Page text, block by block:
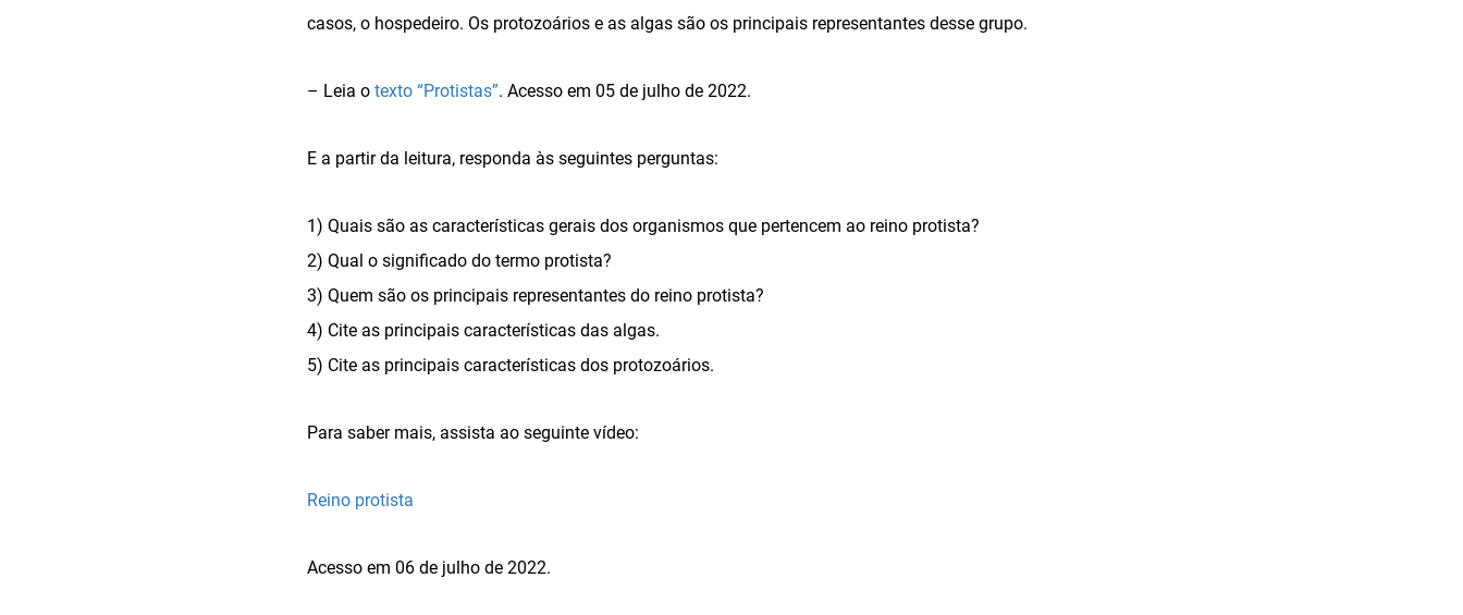
casos, o hospedeiro. Os protozoários e as algas são os principais representantes desse grupo.
– Leia o texto “Protistas”. Acesso em 05 de julho de 2022.
E a partir da leitura, responda às seguintes perguntas:
1) Quais são as características gerais dos organismos que pertencem ao reino protista?
2) Qual o significado do termo protista?
3) Quem são os principais representantes do reino protista?
4) Cite as principais características das algas.
5) Cite as principais características dos protozoários.
Para saber mais, assista ao seguinte vídeo:
Reino protista
Acesso em 06 de julho de 2022.